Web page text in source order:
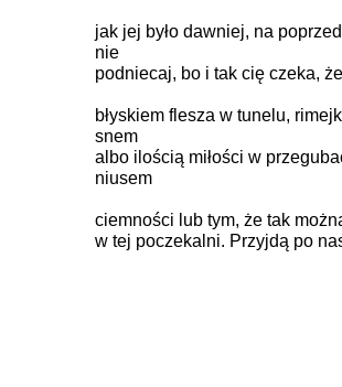
jak jej było dawniej, na
nie
podniecaj, bo i tak cię czeka,
błyskiem flesza w tunelu,
snem
albo ilością miłości w
niusem
ciemności lub tym, że tak
w tej poczekalni. Przyjdą po